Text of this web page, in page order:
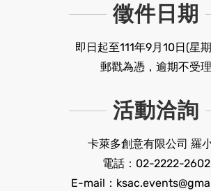
徵件日期
即日起至111年9月10日(星
郵戳為憑，逾期不受理
活動洽詢
卡萊多創意有限公司 羅
電話：02-2222-2602
E-mail：